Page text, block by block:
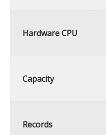
Hardware CPU
Capacity
Records